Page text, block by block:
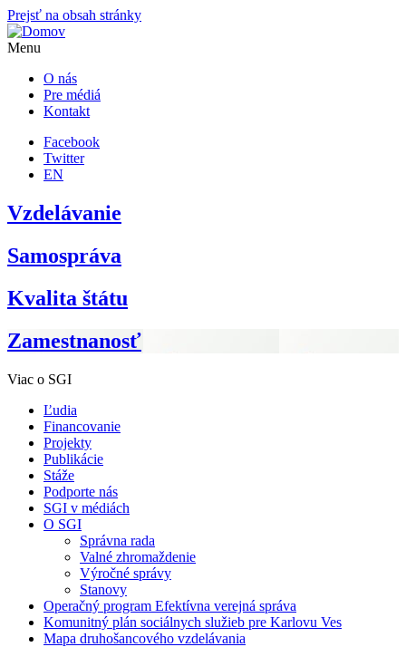
Prejsť na obsah stránky
Menu
O nás
Pre médiá
Kontakt
Facebook
Twitter
EN
Vzdelávanie
Samospráva
Kvalita štátu
Zamestnanosť
Viac o SGI
Ľudia
Financovanie
Projekty
Publikácie
Stáže
Podporte nás
SGI v médiách
O SGI
Správna rada
Valné zhromaždenie
Výročné správy
Stanovy
Operačný program Efektívna verejná správa
Komunitný plán sociálnych služieb pre Karlovu Ves
Mapa druhošancového vzdelávania